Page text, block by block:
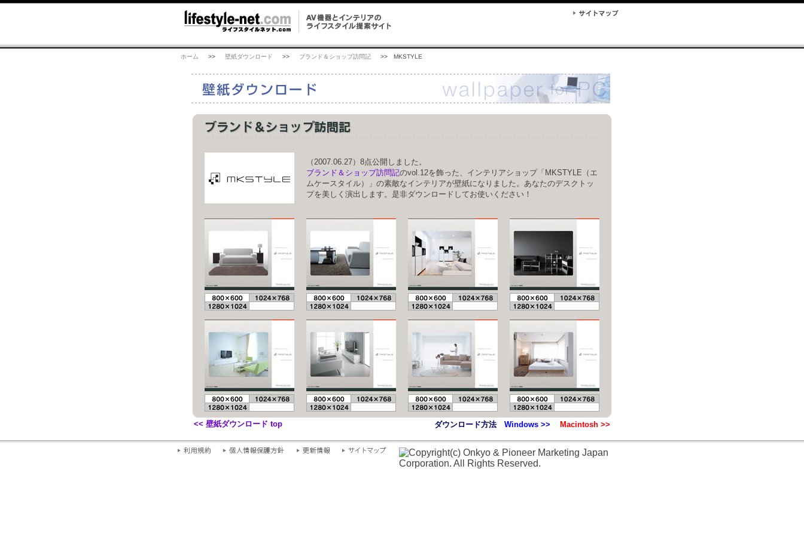
ホーム >> 壁紙ダウンロード >> ブランド＆ショップ訪問記 >> MKSTYLE
（2007.06.27）8点公開しました。
ブランド＆ショップ訪問記のvol.12を飾った、インテリアショップ「MKSTYLE（エ
ムケースタイル）」の素敵なインテリアが壁紙になりました。あなたのデスクトッ
プを美しく演出します。是非ダウンロードしてお使いください！
<< 壁紙ダウンロード top ダウンロード方法 Windows >> Macintosh >>